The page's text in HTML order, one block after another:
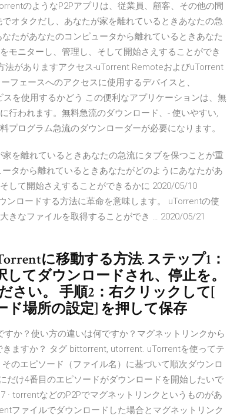
のようなP2Pアプリは、従業員、顧客、その他の間
オタクだし、あなたが家を離れているときあなたの急
たがあなたのコンピュータから離れているときあなた
モニターし、管理し、そして開始さえすることができ
がありますアクセス-uTorrent RemoteおよびuTorrent
フェースへのアクセスに使用するデバイスと、
を使用するかどう この便利なアプリケーションは、無
行われます。無料急流のダウンロード、- 使いやすい,
ログラム急流のダウンローダーが必要になります。
を離れているときあなたの急流にタブを保つことが重
タから離れているときあなたがどのようにあなたがあ
して開始さえすることができるかに 2020/05/10
ンロードする方法に革命を意味します。 uTorrentの使
きなファイルを取得することができ … 2020/05/21
に移動する方法. ステップ1：
てダウンロードされ、停止を。
さい。 手順2：右クリックして[
ド場所の設定] を押して保存
か？使い方の違いは何ですか？マグネットリンクから
ますか？ タグ bittorrent, utorrent. uTorrentを使ってテ
のエピソード（ファイル名）に基づいて順次ダウンロ
だけ4番目のエピソードがダウンロードを開始したいで
· torrentなどのP2Pでマグネットリンクというものがあ
ファイルでダウンロードした場合とマグネットリンク